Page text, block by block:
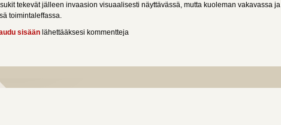
tekevät jälleen invaasion visuaalisesti näyttävässä, mutta kuoleman vakavassa ja
toimintaleffassa.
World Invasion: Battle Los Angeles
sisään lähettääksesi kommentteja